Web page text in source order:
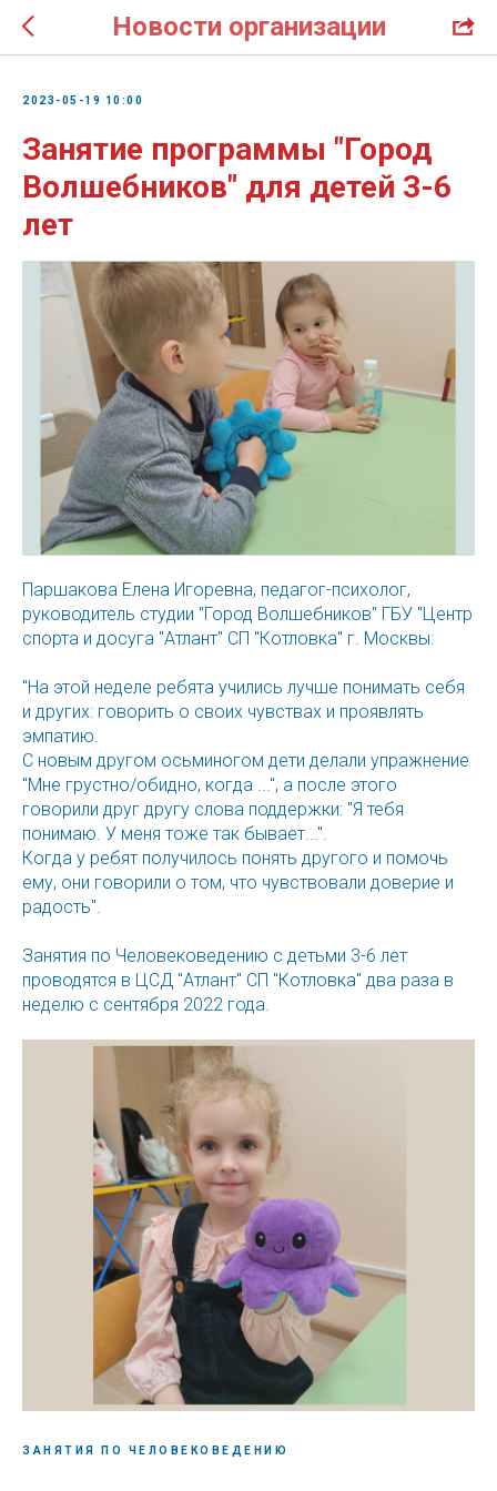
Новости организации
2023-05-19 10:00
Занятие программы "Город
Волшебников" для детей 3-6
лет
Паршакова Елена Игоревна, педагог-психолог,
руководитель студии "Город Волшебников" ГБУ "Центр
спорта и досуга "Атлант" СП "Котловка" г. Москвы:
"На этой неделе ребята учились лучше понимать себя
и других: говорить о своих чувствах и проявлять
эмпатию.
С новым другом осьминогом дети делали упражнение
"Мне грустно/обидно, когда ...", а после этого
говорили друг другу слова поддержки: "Я тебя
понимаю. У меня тоже так бывает...".
Когда у ребят получилось понять другого и помочь
ему, они говорили о том, что чувствовали доверие и
радость".
Занятия по Человековедению с детьми 3-6 лет
проводятся в ЦСД "Атлант" СП "Котловка" два раза в
неделю с сентября 2022 года.
ЗАНЯТИЯ ПО ЧЕЛОВЕКОВЕДЕНИЮ